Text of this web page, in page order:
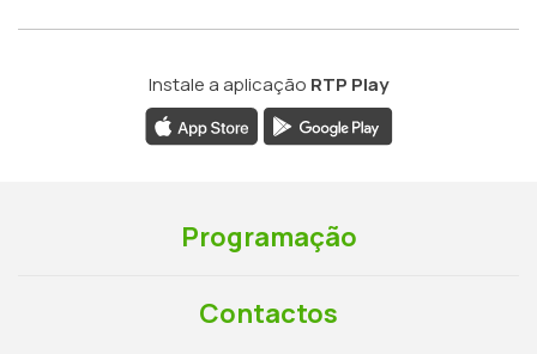
Instale a aplicação RTP Play
Programação
Contactos